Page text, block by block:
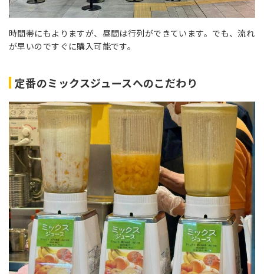
時間帯にもよりますが、昼間は行列ができています。でも、流れ
が早いのですぐに購入可能です。
定番のミックスジュースへのこだわり